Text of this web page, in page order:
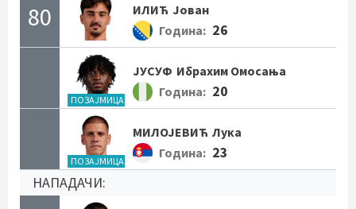
80 ИЛИЋ Јован
Година: 26
ПОЗАЈМИЦА
ЈУСУФ Ибрахим Омосања
Година: 20
ПОЗАЈМИЦА
МИЛОЈЕВИЋ Лука
Година: 23
НАПАДАЧИ: